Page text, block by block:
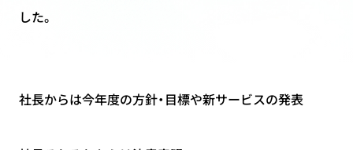
した。
社長からは今年度の方針・目標や新サービスの発表